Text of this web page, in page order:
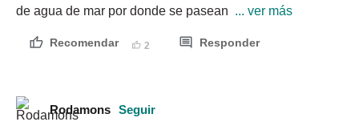
de agua de mar por donde se pasean ... ver más
Recomendar 2 Responder
Rodamons Seguir